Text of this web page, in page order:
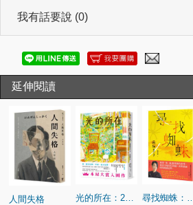
我有話要說 (0)
延伸閱讀
人間失格